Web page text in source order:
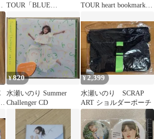
TOUR「BLUE
枚セット
TOUR heart bookmark
¥820
水瀬いのり Summer
Challenger CD
¥ 2,399
水瀬いのり SCRAP
ART ショルダーポーチ